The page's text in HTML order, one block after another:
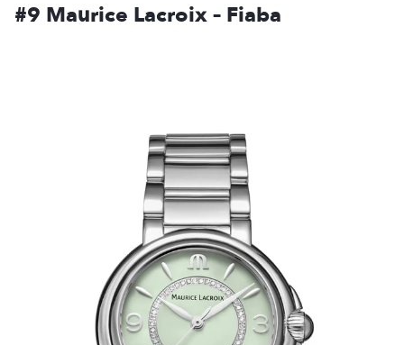
#9 Maurice Lacroix – Fiaba